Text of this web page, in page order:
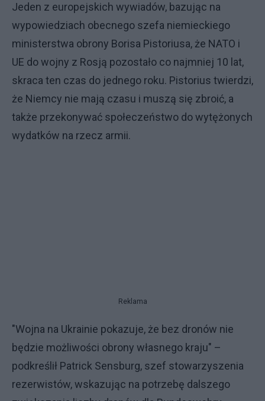
Jeden z europejskich wywiadów, bazując na
wypowiedziach obecnego szefa niemieckiego
ministerstwa obrony Borisa Pistoriusa, że NATO i
UE do wojny z Rosją pozostało co najmniej 10 lat,
skraca ten czas do jednego roku. Pistorius twierdzi,
że Niemcy nie mają czasu i muszą się zbroić, a
także przekonywać społeczeństwo do wytężonych
wydatków na rzecz armii.
Reklama
"Wojna na Ukrainie pokazuje, że bez dronów nie
będzie możliwości obrony własnego kraju" –
podkreślił Patrick Sensburg, szef stowarzyszenia
rezerwistów, wskazując na potrzebę dalszego